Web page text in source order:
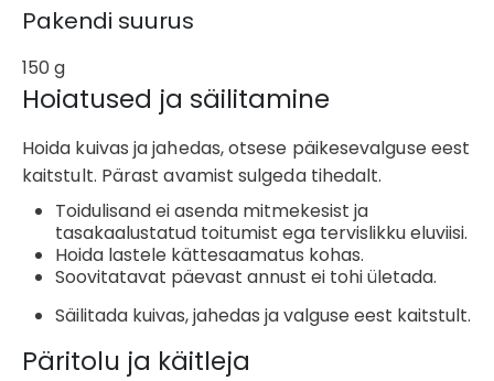
Pakendi suurus
150 g
Hoiatused ja säilitamine
Hoida kuivas ja jahedas, otsese päikesevalguse eest
kaitstult. Pärast avamist sulgeda tihedalt.
Toidulisand ei asenda mitmekesist ja
tasakaalustatud toitumist ega tervislikku eluviisi.
Hoida lastele kättesaamatus kohas.
Soovitatavat päevast annust ei tohi ületada.
Säilitada kuivas, jahedas ja valguse eest kaitstult.
Päritolu ja käitleja